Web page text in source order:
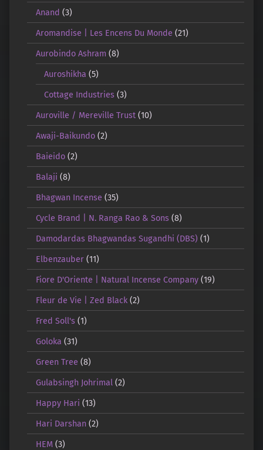
Anand (3)
Aromandise | Les Encens Du Monde (21)
Aurobindo Ashram (8)
Auroshikha (5)
Cottage Industries (3)
Auroville / Mereville Trust(10)
Awaji-Baikundo(2)
Baieido(2)
Balaji (8)
Bhagwan Incense (35)
Cycle Brand | N. Ranga Rao & Sons(8)
Damodardas Bhagwandas Sugandhi (DBS) (1)
Elbenzauber(11)
Fiore D'Oriente | Natural Incense Company(19)
Fleur de Vie | Zed Black(2)
Fred Soll's(1)
Goloka (31)
Green Tree (8)
Gulabsingh Johrimal(2)
Happy Hari (13)
Hari Darshan(2)
HEM(3)